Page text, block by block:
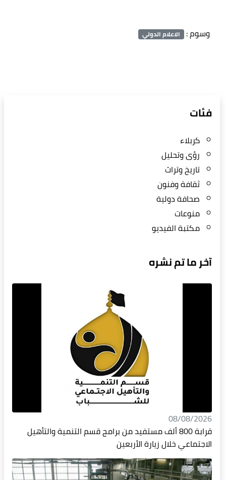
وسوم : الاعلام الدولي
فئات
كربلاء
رؤى وتحليل
تاريخ وتراث
ثقافة وفنون
صحافة دولية
منوعات
مكتبة الفيديو
آخر ما تم نشره
08/08/2026
قرابة 800 ألف مستفيد من برامج قسم التنمية والتأهيل
الاجتماعي خلال زيارة الأربعين